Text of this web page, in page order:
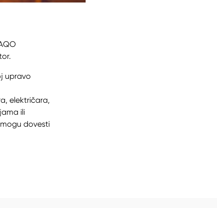
upravo
električara,
ili
dovesti